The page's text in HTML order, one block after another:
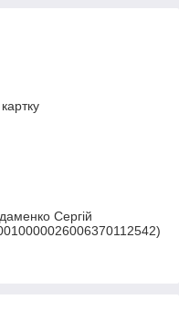
Сергій